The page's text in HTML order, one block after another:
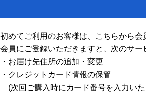
初めてご利用のお客様は、こちらから会
会員にご登録いただきますと、次のサー
・お届け先住所の追加・変更
・クレジットカード情報の保管
(次回ご購入時にカード番号を入力い